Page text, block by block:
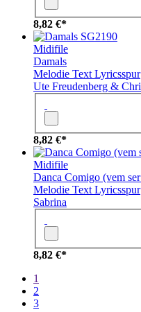
8,82 €*
SG2190
Midifile
Damals
Melodie Text Lyricsspur
Ute Freudenberg &
8,82 €*
Midifile
Danca Comigo (vem
Melodie Text Lyricsspur
Sabrina
8,82 €*
1
2
3